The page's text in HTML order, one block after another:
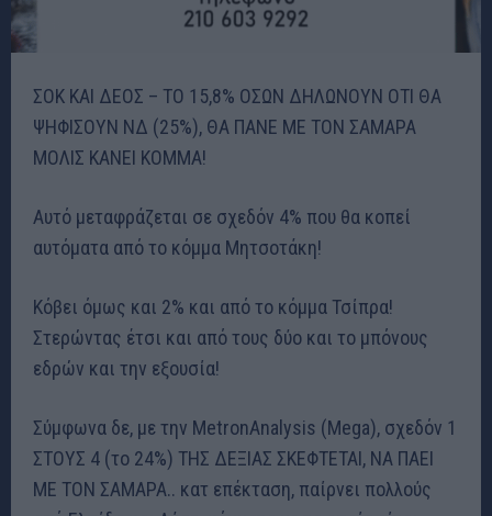
ΣΟΚ ΚΑΙ ΔΕΟΣ – ΤΟ 15,8% ΟΣΩΝ ΔΗΛΩΝΟΥΝ ΟΤΙ ΘΑ
ΨΗΦΙΣΟΥΝ ΝΔ (25%), ΘΑ ΠΑΝΕ ΜΕ ΤΟΝ ΣΑΜΑΡΑ
ΜΟΛΙΣ ΚΑΝΕΙ ΚΟΜΜΑ!
Αυτό μεταφράζεται σε σχεδόν 4% που θα κοπεί
αυτόματα από το κόμμα Μητσοτάκη!
Κόβει όμως και 2% και από το κόμμα Τσίπρα!
Στερώντας έτσι και από τους δύο και το μπόνους
εδρών και την εξουσία!
Σύμφωνα δε, με την MetronAnalysis (Mega), σχεδόν 1
ΣΤΟΥΣ 4 (το 24%) ΤΗΣ ΔΕΞΙΑΣ ΣΚΕΦΤΕΤΑΙ, ΝΑ ΠΑΕΙ
ΜΕ ΤΟΝ ΣΑΜΑΡΑ.. κατ επέκταση, παίρνει πολλούς